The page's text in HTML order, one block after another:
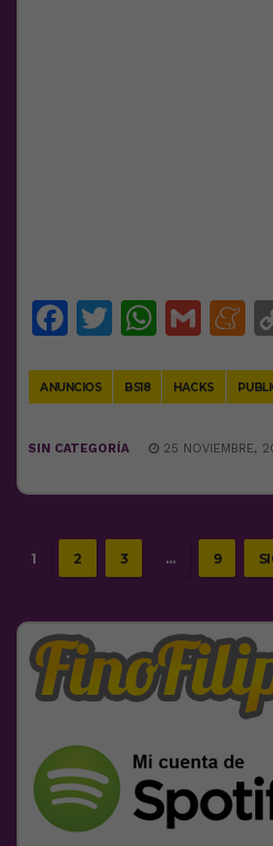
Facebook
Twitter
ANUNCIOS BS18 HACKS
SIN CATEGORÍA 25 NOVIEMBRE,
1 2 3 … 9